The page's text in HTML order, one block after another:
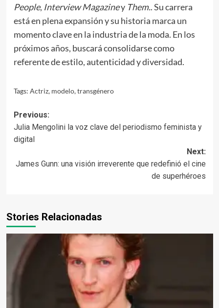
People, Interview Magaziney Them.. Su carrera
está en plena expansión y su historia marca un
momento clave en la industria de la moda. En los
próximos años, buscará consolidarse como
referente de estilo, autenticidad y diversidad.
Tags: Actriz, modelo,transgénero
Post
navigation
Previous:
Julia Mengolini la voz clave del periodismo feminista y
digital
Next:
James Gunn: una visión irreverente que redefinió el cine
de superhéroes
Stories Relacionadas